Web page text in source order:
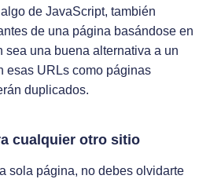
de JavaScript, también
de una página basándose en
una buena alternativa a un
esas URLs como páginas
duplicados.
cualquier otro sitio
sola página, no debes olvidarte